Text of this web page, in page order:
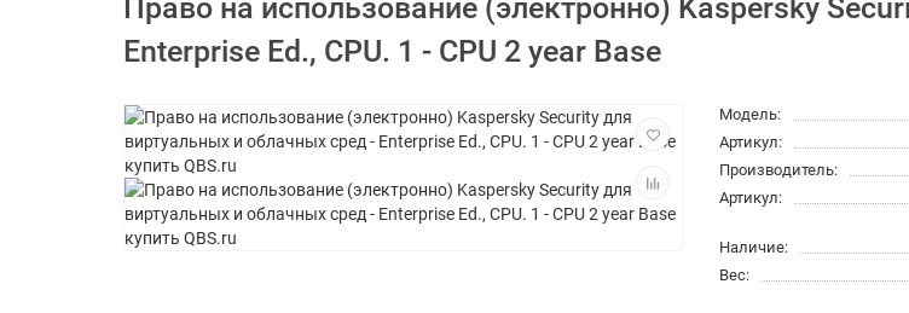
Право на использование (электронно) Kaspersky
Enterprise Ed., CPU. 1 - CPU 2 year Base
Модель:
Артикул:
Производитель:
Артикул:
Наличие:
Вес: